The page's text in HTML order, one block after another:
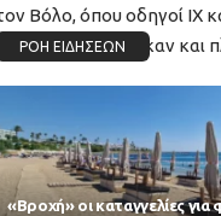
Βόλο, όπου οδηγοί ΙΧ
μπαλώθηκαν και
που έγινε για το έργο
προσέφερε
ΡΟΗ ΕΙΔΗΣΕΩΝ
«Βροχή» οι καταγγελίες